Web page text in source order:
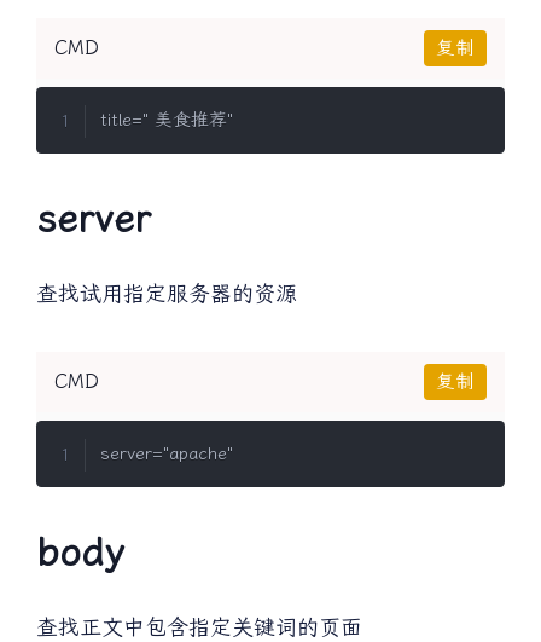
CMD 复制
server
查找试用指定服务器的资源
CMD 复制
body
查找正文中包含指定关键词的页面